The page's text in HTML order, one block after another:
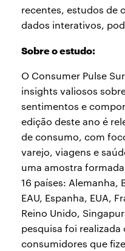
recentes, estudos de
dados interativos,
Sobre o estudo:
O Consumer Pulse
insights valiosos
sentimentos e
edição deste ano é
de consumo, com
varejo, viagens e
uma amostra
16 países: Alemanha,
EAU, Espanha, EUA,
Reino Unido,
pesquisa foi
consumidores que